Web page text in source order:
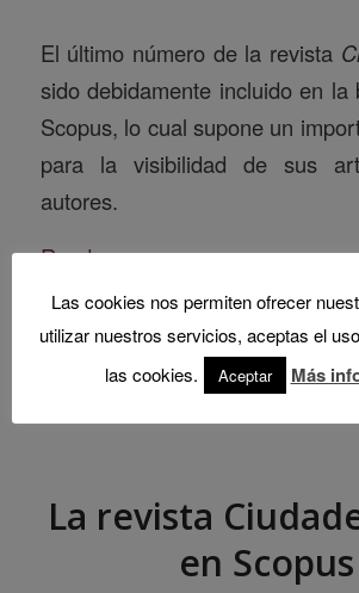
El último número de la revista
sido debidamente incluido en la
Scopus, lo cual supone un
para la visibilidad de sus
autores.
Read more
La revista
en Scopus
Las cookies nos permiten ofrecer
utilizar nuestros servicios, aceptas el
las cookies.
Aceptar Más